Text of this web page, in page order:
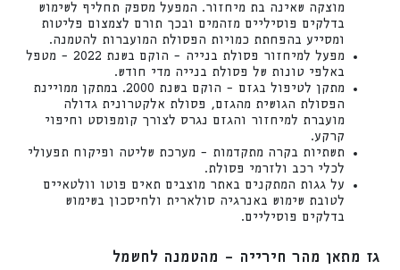
מוצקה שאינה בת מיחזור. המפעל מספק תחליף לשימוש
בדלקים פוסיליים מזהמים ובכך תורם לצמצום פליטות
ומסייע בהפחתת כמויות הפסולת המועברות להטמנה.
מפעל למיחזור פסולת בנייה – הוקם בשנת 2022 – מטפל
באלפי טונות של פסולת בנייה מדי חודש.
מתקן לטיפול בגזם – הוקם בשנת 2000. במתקן ממויינת
הפסולת הגושית מהגזם, פסולת אלקטרונית גדולה
מועברת למיחזור והגזם נגרס לצורך קומפוסט וחיפוי
קרקע.
תשתיות בקרה מתקדמות – מערכת שליטה ופיקוח תפעולי
לכלי רכב ולזרמי פסולת.
על גגות המתקנים באתר מוצבים תאים פוטו וולטאיים
לטובת שימוש באנרגיה סולארית ולחיסכון בשימוש
בדלקים פוסיליים.
גז מתאן מהר חירייה – מהטמנה לחשמל